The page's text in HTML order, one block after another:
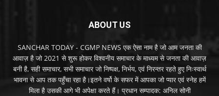
ABOUT US
SANCHAR TODAY - CGMP NEWS एक ऐसा नाम है जो आम जनता की
आवाज़ है जो 2021 से शुरू होकर विश्वनीय समाचार के माध्यम से जनता की आवाज़
बनी है, सही समाचार, सभी समाचार जो निष्पक्ष, निर्भय, एवं निरन्तर रहते हुए निःस्वार्थ
भावना से आप तक पहुँचा रहा है।इतने वर्षो के सफर में आपका जो प्यार एवं स्नेह हमें
मिला है उसकी आगे भी अपेक्षा करते हैं। प्रधान सम्पादक: अनिल सोनी